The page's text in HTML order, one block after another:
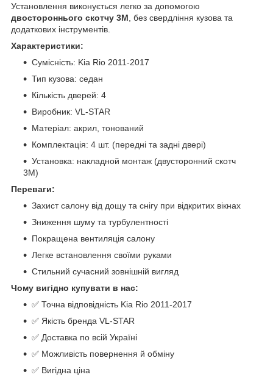
Установлення виконується легко за допомогою
двостороннього скотчу 3M , без свердління кузова та
додаткових інструментів.
Характеристики:
Сумісність: Kia Rio 2011-2017
Тип кузова: седан
Кількість дверей: 4
Виробник: VL-STAR
Матеріал: акрил, тонований
Комплектація: 4 шт. (передні та задні двері)
Установка: накладной монтаж (двусторонний скотч
3M)
Переваги:
Захист салону від дощу та снігу при відкритих вікнах
Зниження шуму та турбулентності
Покращена вентиляція салону
Легке встановлення своїми руками
Стильний сучасний зовнішній вигляд
Чому вигідно купувати в нас:
✅ Точна відповідність Kia Rio 2011-2017
✅ Якість бренда VL-STAR
✅ Доставка по всій Україні
✅ Можливість повернення й обміну
✅ Вигідна ціна